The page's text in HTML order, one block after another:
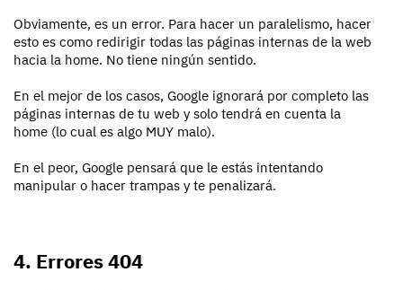
Obviamente, es un error. Para hacer un paralelismo, hacer
esto es como redirigir todas las páginas internas de la web
hacia la home. No tiene ningún sentido.
En el mejor de los casos, Google ignorará por completo las
páginas internas de tu web y solo tendrá en cuenta la
home (lo cual es algo MUY malo).
En el peor, Google pensará que le estás intentando
manipular o hacer trampas y te penalizará.
4. Errores 404